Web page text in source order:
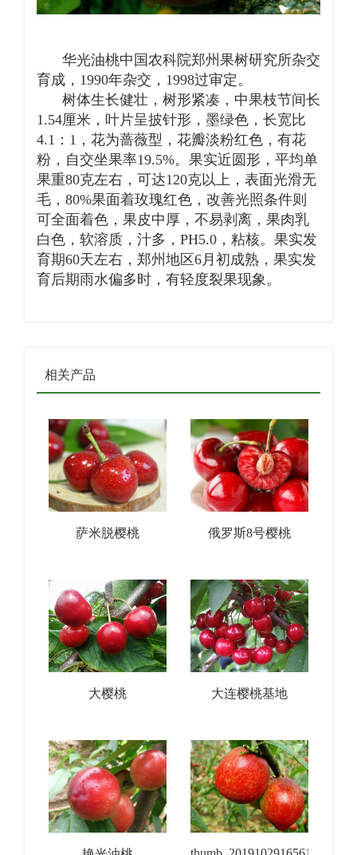
华光油桃中国农科院郑州果树研究所杂交
育成，1990年杂交，1998过审定。
树体生长健壮，树形紧凑，中果枝节间长
1.54厘米，叶片呈披针形，墨绿色，长宽比
4.1：1，花为蔷薇型，花瓣淡粉红色，有花
粉，自交坐果率19.5%。果实近圆形，平均单
果重80克左右，可达120克以上，表面光滑无
毛，80%果面着玫瑰红色，改善光照条件则
可全面着色，果皮中厚，不易剥离，果肉乳
白色，软溶质，汁多，PH5.0，粘核。果实发
育期60天左右，郑州地区6月初成熟，果实发
育后期雨水偏多时，有轻度裂果现象。
相关产品
萨米脱樱桃 俄罗斯8号樱桃
大樱桃 大连樱桃基地